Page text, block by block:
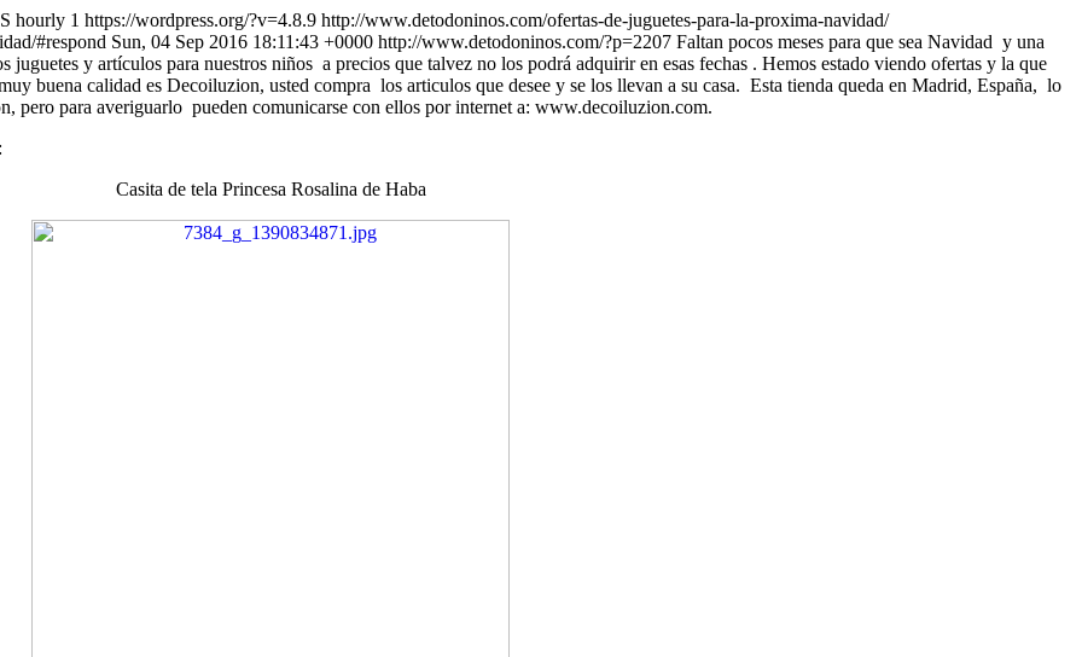
hourly 1 https://wordpress.org/?v=4.8.9 http://www.detodoninos.com/ofertas-de-juguetes-para-la-proxima-navidad/
#respond Sun, 04 Sep 2016 18:11:43 +0000 http://www.detodoninos.com/?p=2207 Faltan pocos meses para que sea Navidad y una
y artículos para nuestros niños a precios que talvez no los podrá adquirir en esas fechas . Hemos estado viendo ofertas y la que
buena calidad es Decoiluzion, usted compra los articulos que desee y se los llevan a su casa. Esta tienda queda en Madrid, España, lo
pero para averiguarlo pueden comunicarse con ellos por internet a: www.decoiluzion.com.
Casita de tela Princesa Rosalina de Haba